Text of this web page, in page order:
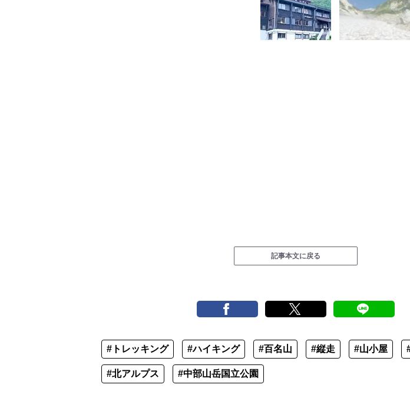
記事本文に戻る
#トレッキング #ハイキング #百名山 #縦走 #山小屋
#北アルプス #中部山岳国立公園